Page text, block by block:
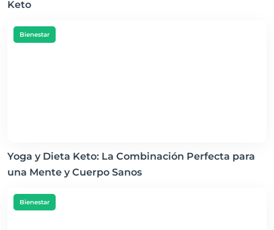
Keto
Bienestar
Yoga y Dieta Keto: La Combinación Perfecta para
una Mente y Cuerpo Sanos
Bienestar